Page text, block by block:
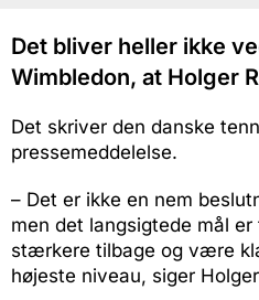
Det bliver heller ikke
Wimbledon, at Holger
Det skriver den danske
pressemeddelelse.
– Det er ikke en nem
men det langsigtede mål
stærkere tilbage og være
højeste niveau, siger